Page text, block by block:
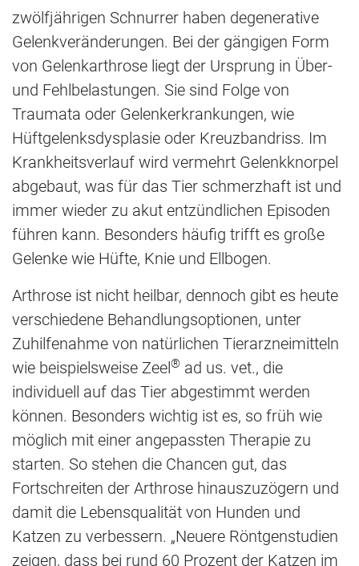
zwölfjährigen Schnurrer haben degenerative
Gelenkveränderungen. Bei der gängigen Form
von Gelenkarthrose liegt der Ursprung in Über-
und Fehlbelastungen. Sie sind Folge von
Traumata oder Gelenkerkrankungen, wie
Hüftgelenksdysplasie oder Kreuzbandriss. Im
Krankheitsverlauf wird vermehrt Gelenkknorpel
abgebaut, was für das Tier schmerzhaft ist und
immer wieder zu akut entzündlichen Episoden
führen kann. Besonders häufig trifft es große
Gelenke wie Hüfte, Knie und Ellbogen.
Arthrose ist nicht heilbar, dennoch gibt es heute
verschiedene Behandlungsoptionen, unter
Zuhilfenahme von natürlichen Tierarzneimitteln
wie beispielsweise Zeel® ad us. vet., die
individuell auf das Tier abgestimmt werden
können. Besonders wichtig ist es, so früh wie
möglich mit einer angepassten Therapie zu
starten. So stehen die Chancen gut, das
Fortschreiten der Arthrose hinauszuzögern und
damit die Lebensqualität von Hunden und
Katzen zu verbessern. „Neuere Röntgenstudien
zeigen, dass bei rund 60 Prozent der Katzen im